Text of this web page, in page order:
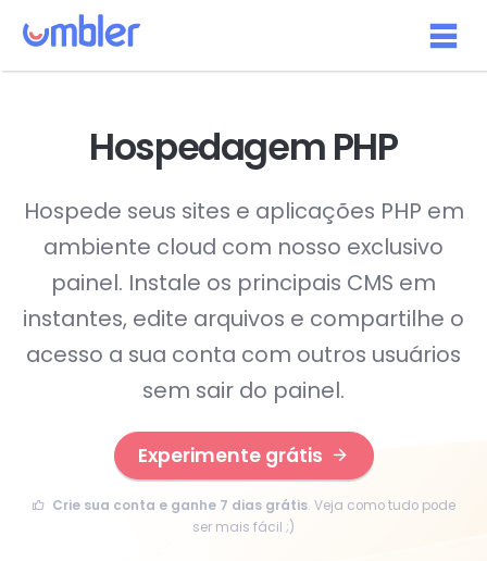
Hospedagem PHP
Hospede seus sites e aplicações PHP em
ambiente cloud com nosso exclusivo
painel. Instale os principais CMS em
instantes, edite arquivos e compartilhe o
acesso a sua conta com outros usuários
sem sair do painel.
Experimente grátis
Crie sua conta e ganhe 7 dias grátis. Veja como tudo pode
ser mais fácil ;)